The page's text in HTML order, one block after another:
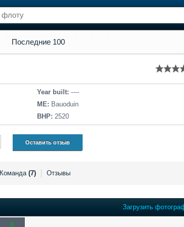
Флот
Отзывы
Все службы
Последние 100
Year built: ----
ME: Bauoduin
BHP: 2520
Оставить отзыв
Команда (7) Отзывы
Загрузить
0